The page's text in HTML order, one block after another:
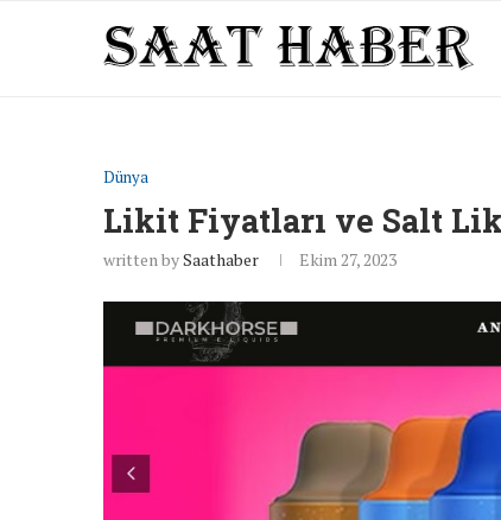
Dünya
Likit Fiyatları ve Salt
written bySaathaber Ekim 27, 2023